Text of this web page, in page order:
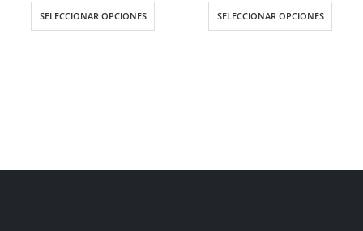
SELECCIONAR OPCIONES SELECCIONAR OPCIONES